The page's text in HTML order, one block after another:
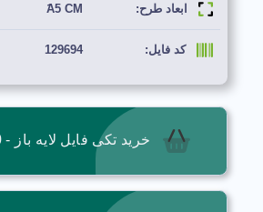
ابعاد طرح: ََA5 CM
کد فایل: 129694
خرید تکی فایل لایه باز - 85000 تومان